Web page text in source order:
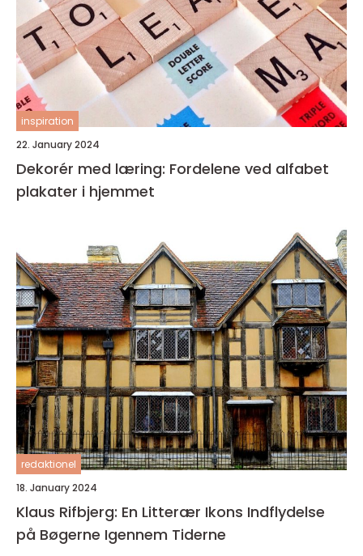
inspiration
22. January 2024
Dekorér med læring: Fordelene ved alfabet
plakater i hjemmet
redaktionel
18. January 2024
Klaus Rifbjerg: En Litterær Ikons Indflydelse
på Bøgerne Igennem Tiderne